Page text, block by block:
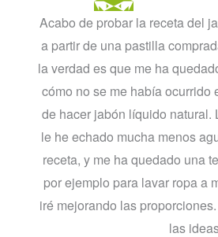
Acabo de probar la receta del
a partir de una pastilla
la verdad es que me ha
cómo no se me había ocurrido
de hacer jabón líquido natural.
le he echado mucha menos
receta, y me ha quedado una
por ejemplo para lavar ropa a
iré mejorando las
las